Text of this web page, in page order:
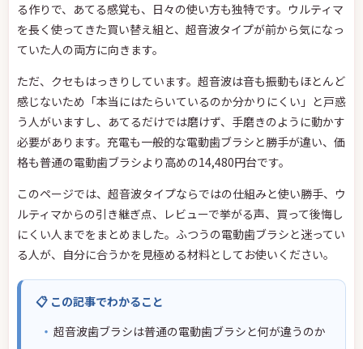
る作りで、あてる感覚も、日々の使い方も独特です。ウルティマ
を長く使ってきた買い替え組と、超音波タイプが前から気になっ
ていた人の両方に向きます。
ただ、クセもはっきりしています。超音波は音も振動もほとんど
感じないため「本当にはたらいているのか分かりにくい」と戸惑
う人がいますし、あてるだけでは磨けず、手磨きのように動かす
必要があります。充電も一般的な電動歯ブラシと勝手が違い、価
格も普通の電動歯ブラシより高めの14,480円台です。
このページでは、超音波タイプならではの仕組みと使い勝手、ウ
ルティマからの引き継ぎ点、レビューで挙がる声、買って後悔し
にくい人までをまとめました。ふつうの電動歯ブラシと迷ってい
る人が、自分に合うかを見極める材料としてお使いください。
📋 この記事でわかること
超音波歯ブラシは普通の電動歯ブラシと何が違うのか